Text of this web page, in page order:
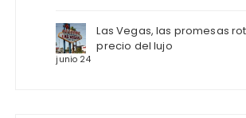
Las Vegas, las promesas
precio del lujo
junio 24